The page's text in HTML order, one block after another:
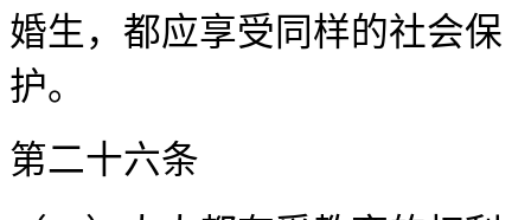
婚生，都应享受同样的社会保
护
第二十